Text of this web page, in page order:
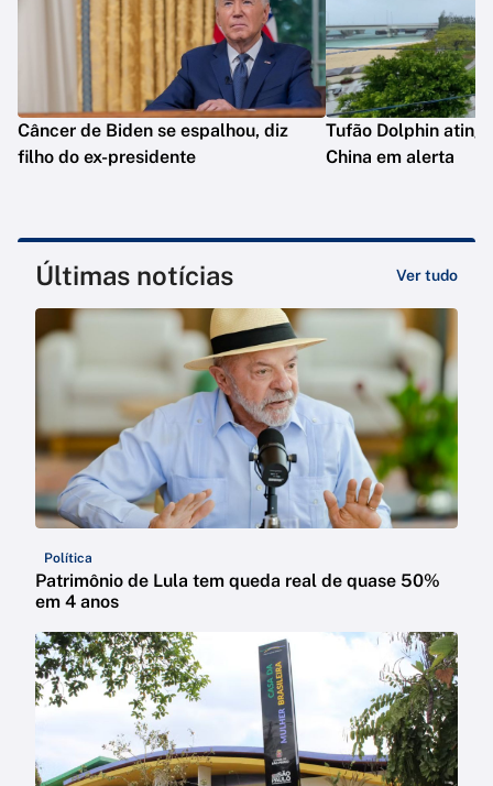
Câncer de Biden se espalhou, diz
filho do ex-presidente
Tufão Dolphin
China em alerta
Últimas notícias Ver tudo
Política
Patrimônio de Lula tem queda real de quase 50%
em 4 anos